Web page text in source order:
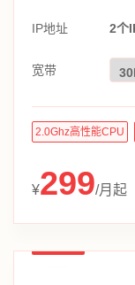
IP地址 2个
宽带
2.0Ghz高性能CPU
¥299/月起